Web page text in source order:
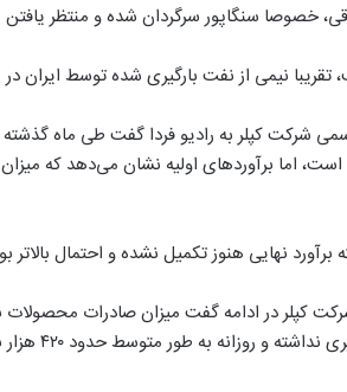
خصوصا سنگاپور سرگردان شده و منتظر
تقریبا نیمی از نفت بارگیری شده توسط
است، اما برآورد‌های اولیه نشان می‌دهد که
برآورد نهایی هنوز تکمیل نشده و احتمال
کپلر در ادامه گفت میزان صادرات محصولات
و روزانه به طور متوسط حدود ۴۲۰ هزار بشکه بوده است.